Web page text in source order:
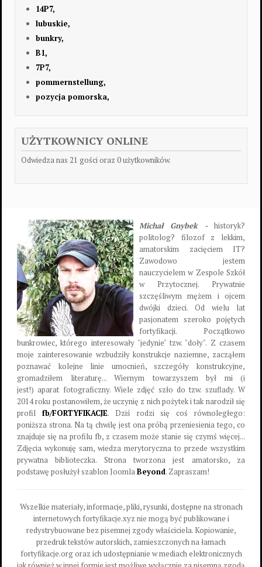
14P7,
lubuskie,
bunkry,
B1,
7P7,
pommernstellung,
pozycja pomorska,
UŻYTKOWNICY ONLINE
Odwiedza nas 21 gości oraz 0 użytkowników.
Michał Gnybek - historyk?
politolog? filozof z lekkim,
amatorskim zacięciem IT?
Zawodowo jestem
nauczycielem w Zespole Szkół
w Przytocznej. Prywatnie
szczęśliwym mężem i ojcem
dwójki dzieci. Od wielu lat
pasjonatem szeroko pojętych
fortyfikacji. Początkowo
bunkrowiec, którego interesowały "jedynie" tzw. "doły". Z czasem
moje zainteresowanie wzbudziły konstrukcje naziemne, zacząłem
poznawać kolejne linie umocnień, szczegóły konstrukcyjne,
gromadziłem literaturę... Wiernym towarzyszem był mi (i
jest!) aparat fotograficzny. Wiele zdjęć szło do tzw. szuflady. W
2014 roku postanowiłem, że uczynię z nich pożytek i tak narodził się
profil fb/FORTYFIKACJE. Dziś rodzi się coś równoległego:
poniższa strona. Na tą chwilę jest ona próbą przeniesienia tego, co
znajduje się na profilu fb, z czasem może stanie się czymś więcej...
Zdjęcia wykonuję sam, wiedza merytoryczna to przede wszystkim
prywatna biblioteczka. Strona tworzona jest amatorsko, za
podstawę posłużył szablon JoomlaBeyond. Zapraszam!
Wszelkie materiały, informacje, pliki, rysunki, dostępne na stronach
internetowych fortyfikacje.xyz nie mogą być publikowane i
redystrybuowane bez pisemnej zgody właściciela. Kopiowanie,
przedruk tekstów autorskich, zamieszczonych na łamach
fortyfikacje.org oraz ich udostępnianie w mediach elektronicznych